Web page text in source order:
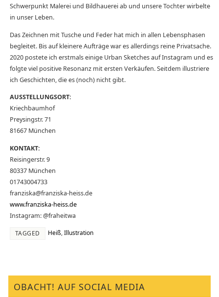
Schwerpunkt Malerei und Bildhauerei ab und unsere Tochter wirbelte
in unser Leben.
Das Zeichnen mit Tusche und Feder hat mich in allen Lebensphasen
begleitet. Bis auf kleinere Aufträge war es allerdings reine Privatsache.
2020 postete ich erstmals einige Urban Sketches auf Instagram und es
folgte viel positive Resonanz mit ersten Verkäufen. Seitdem illustriere
ich Geschichten, die es (noch) nicht gibt.
AUSSTELLUNGSORT:
Kriechbaumhof
Preysingstr. 71
81667 München
KONTAKT:
Reisingerstr. 9
80337 München
01743004733
franziska@franziska-heiss.de
www.franziska-heiss.de
Instagram: @fraheitwa
TAGGED Heiß,Illustration
OBACHT! AUF SOCIAL MEDIA